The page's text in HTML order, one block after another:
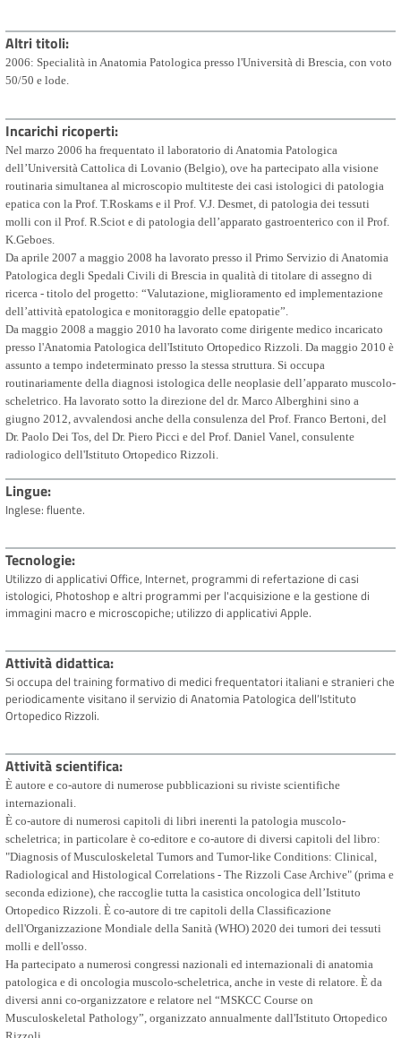
Altri titoli
2006: Specialità in Anatomia Patologica presso l'Università di Brescia, con voto
50/50 e lode.
Incarichi ricoperti
Nel marzo 2006 ha frequentato il laboratorio di Anatomia Patologica
dell’Università Cattolica di Lovanio (Belgio), ove ha partecipato alla visione
routinaria simultanea al microscopio multiteste dei casi istologici di patologia
epatica con la Prof. T.Roskams e il Prof. V.J. Desmet, di patologia dei tessuti
molli con il Prof. R.Sciot e di patologia dell’apparato gastroenterico con il Prof.
K.Geboes.
Da aprile 2007 a maggio 2008 ha lavorato presso il Primo Servizio di Anatomia
Patologica degli Spedali Civili di Brescia in qualità di titolare di assegno di
ricerca - titolo del progetto: “Valutazione, miglioramento ed implementazione
dell’attività epatologica e monitoraggio delle epatopatie”.
Da maggio 2008 a maggio 2010 ha lavorato come dirigente medico incaricato
presso l'Anatomia Patologica dell'Istituto Ortopedico Rizzoli. Da maggio 2010 è
assunto a tempo indeterminato presso la stessa struttura. Si occupa
routinariamente della diagnosi istologica delle neoplasie dell’apparato muscolo-
scheletrico. Ha lavorato sotto la direzione del dr. Marco Alberghini sino a
giugno 2012, avvalendosi anche della consulenza del Prof. Franco Bertoni, del
Dr. Paolo Dei Tos, del Dr. Piero Picci e del Prof. Daniel Vanel, consulente
radiologico dell'Istituto Ortopedico Rizzoli.
Lingue
Inglese: fluente.
Tecnologie
Utilizzo di applicativi Office, Internet, programmi di refertazione di casi
istologici, Photoshop e altri programmi per l'acquisizione e la gestione di
immagini macro e microscopiche; utilizzo di applicativi Apple.
Attività didattica
Si occupa del training formativo di medici frequentatori italiani e stranieri che
periodicamente visitano il servizio di Anatomia Patologica dell’Istituto
Ortopedico Rizzoli.
Attività scientifica
È autore e co-autore di numerose pubblicazioni su riviste scientifiche
internazionali.
È co-autore di numerosi capitoli di libri inerenti la patologia muscolo-
scheletrica; in particolare è co-editore e co-autore di diversi capitoli del libro:
"Diagnosis of Musculoskeletal Tumors and Tumor-like Conditions: Clinical,
Radiological and Histological Correlations - The Rizzoli Case Archive" (prima e
seconda edizione), che raccoglie tutta la casistica oncologica dell’Istituto
Ortopedico Rizzoli. È co-autore di tre capitoli della Classificazione
dell'Organizzazione Mondiale della Sanità (WHO) 2020 dei tumori dei tessuti
molli e dell'osso.
Ha partecipato a numerosi congressi nazionali ed internazionali di anatomia
patologica e di oncologia muscolo-scheletrica, anche in veste di relatore. È da
diversi anni co-organizzatore e relatore nel “MSKCC Course on
Musculoskeletal Pathology”, organizzato annualmente dall'Istituto Ortopedico